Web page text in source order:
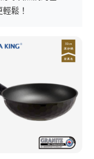
鬆！